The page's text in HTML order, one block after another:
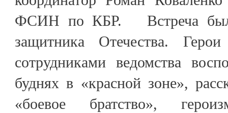
ФСИН по КБР. Встреча
защитника Отечества.
сотрудниками ведомства
буднях в «красной зоне»,
«боевое братство»,